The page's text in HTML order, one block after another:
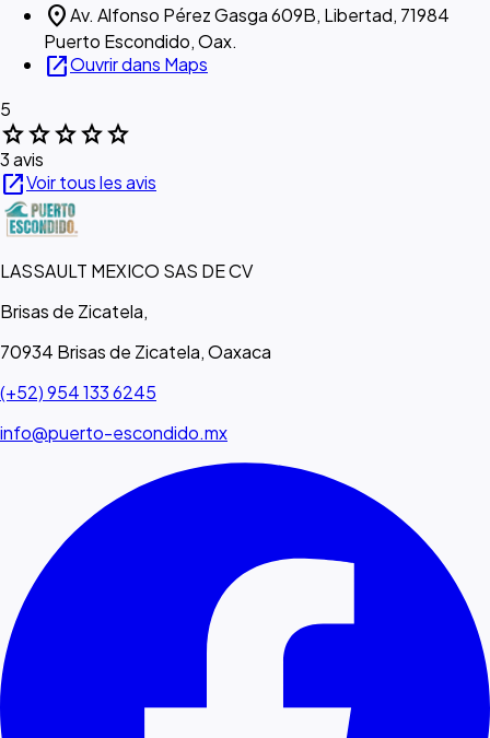
location_onAv. Alfonso Pérez Gasga 609B, Libertad, 71984
Puerto Escondido, Oax.
open_in_newOuvrir dans Maps
5
starstarstarstarstar
3 avis
open_in_newVoir tous les avis
LASSAULT MEXICO SAS DE CV
Brisas de Zicatela,
70934 Brisas de Zicatela, Oaxaca
(+52) 954 133 6245
info@puerto-escondido.mx